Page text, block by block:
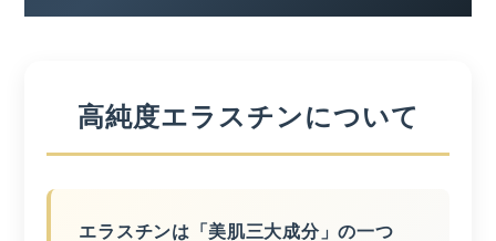
高純度エラスチンについて
エラスチンは「美肌三大成分」の一つ